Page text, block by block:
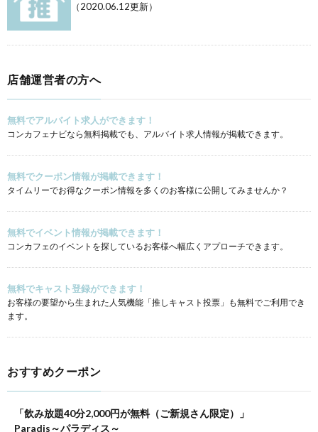
（2020.06.12更新）
店舗運営者の方へ
無料でアルバイト求人ができます！
コンカフェナビなら無料掲載でも、アルバイト求人情報が掲載できます。
無料でクーポン情報が掲載できます！
タイムリーでお得なクーポン情報を多くのお客様に公開してみませんか？
無料でイベント情報が掲載できます！
コンカフェのイベントを探しているお客様へ幅広くアプローチできます。
無料でキャスト登録ができます！
お客様の要望から生まれた人気機能「推しキャスト投票」も無料でご利用でき
ます。
おすすめクーポン
「飲み放題40分2,000円が無料（ご新規さん限定）」
Paradis～パラディス～